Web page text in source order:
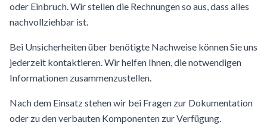
oder Einbruch. Wir stellen die Rechnungen so aus, dass alles
nachvollziehbar ist.
Bei Unsicherheiten über benötigte Nachweise können Sie uns
jederzeit kontaktieren. Wir helfen Ihnen, die notwendigen
Informationen zusammenzustellen.
Nach dem Einsatz stehen wir bei Fragen zur Dokumentation
oder zu den verbauten Komponenten zur Verfügung.